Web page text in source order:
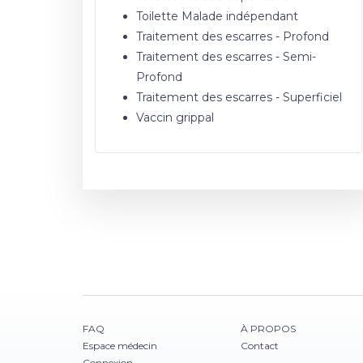
Toilette Malade indépendant
Traitement des escarres - Profond
Traitement des escarres - Semi-
Profond
Traitement des escarres - Superficiel
Vaccin grippal
FAQ
Espace médecin
À PROPOS
Contact